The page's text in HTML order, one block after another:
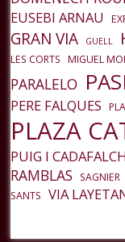
EUSEBI ARNAU
GRAN VIA GUELL
LES CORTS MIGUEL
PARALELO
PERE FALQUES
PLAZA
PUIG I
RAMBLAS SAGNIER
SANTS VIA